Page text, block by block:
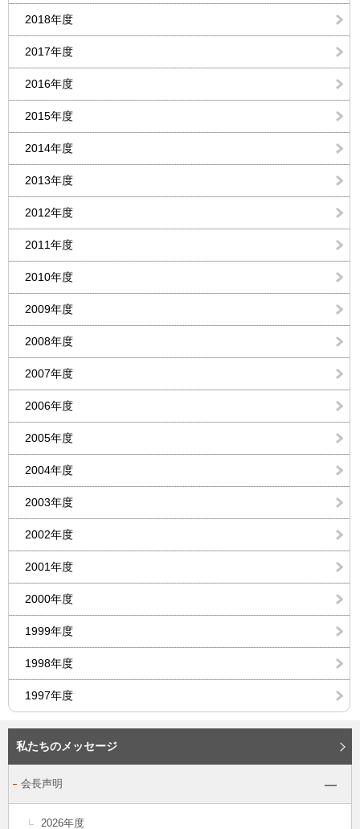
2018年度
2017年度
2016年度
2015年度
2014年度
2013年度
2012年度
2011年度
2010年度
2009年度
2008年度
2007年度
2006年度
2005年度
2004年度
2003年度
2002年度
2001年度
2000年度
1999年度
1998年度
1997年度
私たちのメッセージ
会長声明
2026年度